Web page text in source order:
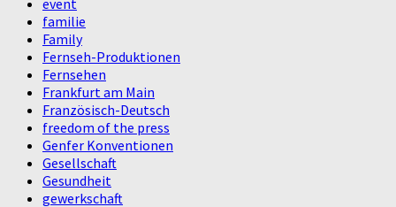
familie
Family
Fernseh-Produktionen
Fernsehen
Frankfurt am Main
Französisch-Deutsch
freedom of the press
Genfer Konventionen
Gesellschaft
Gesundheit
gewerkschaft